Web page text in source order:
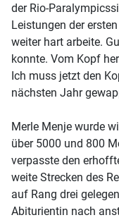
der Rio-
Leistungen der
weiter hart arbeite.
konnte. Vom Kopf
Ich muss jetzt den
nächsten Jahr
Merle Menje wurde
über 5000 und 800
verpasste den
weite Strecken des
auf Rang drei
Abiturientin nach